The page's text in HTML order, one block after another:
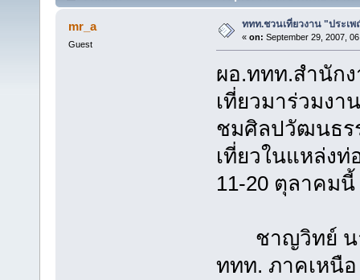
mr_a
Guest
ททท.ชวนเที่ยวงาน "ประเ
« on: September 29, 2007,
ผอ.ททท.สำนัก
เที่ยวมาร่วมงา
ชมศิลปวัฒนธร
เที่ยวในแหล่ง
11-20 ตุลาคมนี้
ชาญวิทย์ นา
ททท. ภาคเหนือ